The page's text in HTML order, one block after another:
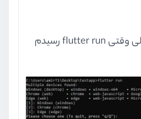
من تمام مراحل رو رفتم ولی وقتی flutter run رسیدم